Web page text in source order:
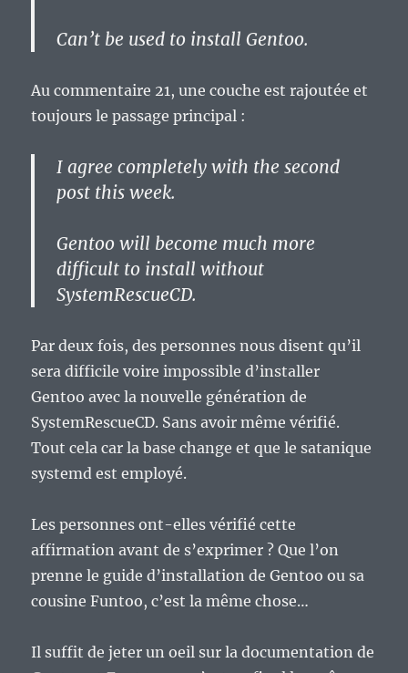
Can’t be used to install Gentoo.
Au commentaire 21, une couche est rajoutée et
toujours le passage principal :
I agree completely with the second
post this week.
Gentoo will become much more
difficult to install without
SystemRescueCD.
Par deux fois, des personnes nous disent qu’il
sera difficile voire impossible d’installer
Gentoo avec la nouvelle génération de
SystemRescueCD. Sans avoir même vérifié.
Tout cela car la base change et que le satanique
systemd est employé.
Les personnes ont-elles vérifié cette
affirmation avant de s’exprimer ? Que l’on
prenne le guide d’installation de Gentoo ou sa
cousine Funtoo, c’est la même chose…
Il suffit de jeter un oeil sur la documentation de